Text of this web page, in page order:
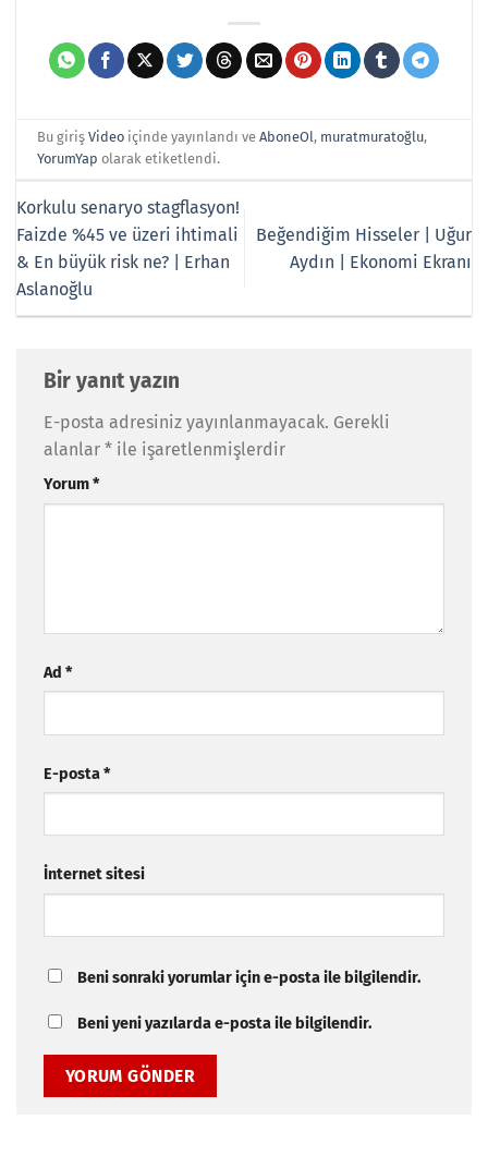
Bu girişVideo içinde yayınlandı veAboneOl, muratmuratoğlu,
YorumYap olarak etiketlendi.
Korkulu senaryo stagflasyon!
Faizde %45 ve üzeri ihtimali
& En büyük risk ne? | Erhan
Aslanoğlu
Beğendiğim Hisseler | Uğur
Aydın | Ekonomi Ekranı
Bir yanıt yazın
E-posta adresiniz yayınlanmayacak. Gerekli
alanlar * ile işaretlenmişlerdir
Yorum*
Ad *
E-posta*
İnternet sitesi
Beni sonraki yorumlar için e-posta ile bilgilendir.
Beni yeni yazılarda e-posta ile bilgilendir.